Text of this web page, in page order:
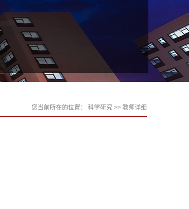
您当前所在的位置： 科学研究 >> 教师详细